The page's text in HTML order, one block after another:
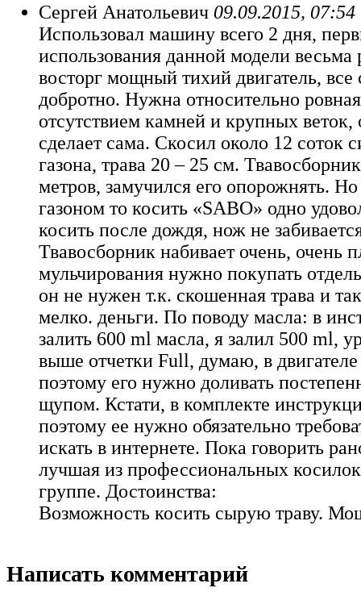
Сергей Анатольевич 09.09.2015, 07:54
Использовал машину всего 2 дня,
использования данной модели весьма
восторг мощный тихий двигатель, все
добротно. Нужна относительно
отсутствием камней и крупных
сделает сама. Скосил около 12 соток
газона, трава 20 – 25 см.
метров, замучился его опорожнять. Но
газоном то косить «SABO» одно
косить после дождя, нож не
Твавосборник набивает очень, очень
мульчирования нужно покупать
он не нужен т.к. скошенная трава и
мелко. деньги. По поводу масла: в
залить 600 ml масла, я залил 500 ml,
выше отчетки Full, думаю, в
поэтому его нужно доливать
щупом. Кстати, в комплекте
поэтому ее нужно обязательно
искать в интернете. Пока говорить
лучшая из профессиональных
группе. Достоинства:
Возможность косить сырую траву.
Написать комментарий